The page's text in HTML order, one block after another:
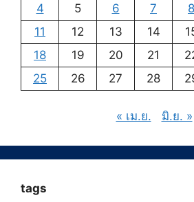
4
5 6 7 8
11
12 13 14
18
19 20 21
25
26 27 28
« เม.ย. มิ.ย. »
tags